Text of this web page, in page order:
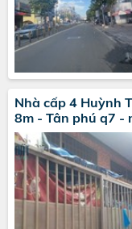
Nhà cấp 4 Huỳnh
8m - Tân phú q7 -